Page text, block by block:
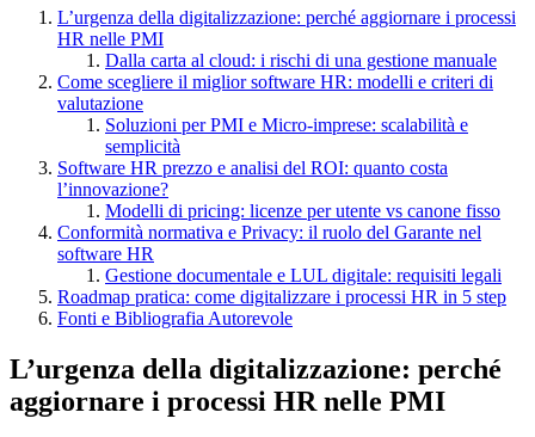
L’urgenza della digitalizzazione: perché aggiornare i processi
HR nelle PMI
Dalla carta al cloud: i rischi di una gestione manuale
Come scegliere il miglior software HR: modelli e criteri di
valutazione
Soluzioni per PMI e Micro-imprese: scalabilità e
semplicità
Software HR prezzo e analisi del ROI: quanto costa
l’innovazione?
Modelli di pricing: licenze per utente vs canone fisso
Conformità normativa e Privacy: il ruolo del Garante nel
software HR
Gestione documentale e LUL digitale: requisiti legali
Roadmap pratica: come digitalizzare i processi HR in 5 step
Fonti e Bibliografia Autorevole
L’urgenza della digitalizzazione: perché
aggiornare i processi HR nelle PMI